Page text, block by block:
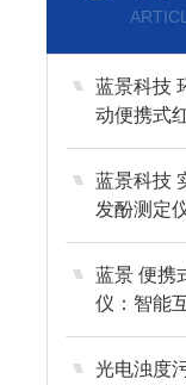
蓝景科技
动便携式
蓝景科技
发酚测定
度
蓝景 便携
仪：智能
“神经中枢”
光电浊度